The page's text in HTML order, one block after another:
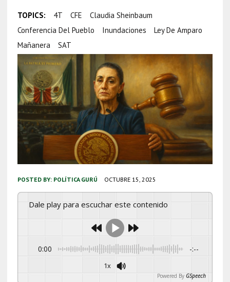
TOPICS: 4T CFE
Claudia Sheinbaum
Conferencia Del Pueblo
Inundaciones
Ley De Amparo
Mañanera
SAT
POSTED BY: POLÍTICA GURÚ OCTUBRE 15, 2025
Dale play para escuchar este contenido
0:00 -:--
1x
Powered By GSpeech